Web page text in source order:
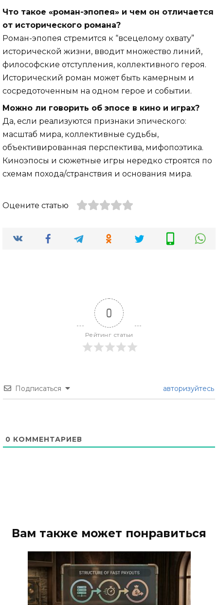
Что такое «роман-эпопея» и чем он отличается
от исторического романа?
Роман-эпопея стремится к “всецелому охвату”
исторической жизни, вводит множество линий,
философские отступления, коллективного героя.
Исторический роман может быть камерным и
сосредоточенным на одном герое и событии.
Можно ли говорить об эпосе в кино и играх?
Да, если реализуются признаки эпического:
масштаб мира, коллективные судьбы,
объективированная перспектива, мифопоэтика.
Киноэпосы и сюжетные игры нередко строятся по
схемам похода/странствия и основания мира.
Оцените статью
0
Рейтинг статьи
Подписаться авторизуйтесь
0 КОММЕНТАРИЕВ
Вам также может понравиться